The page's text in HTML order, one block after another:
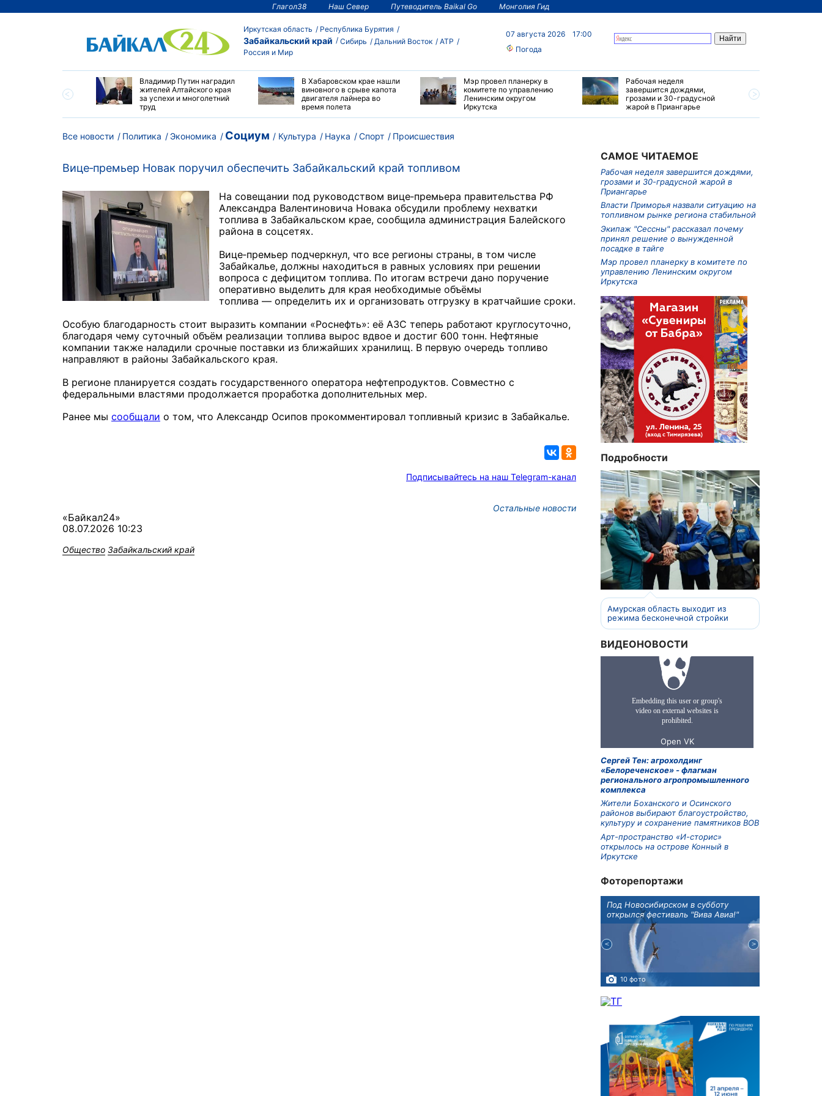
Глагол38 Наш Север Путеводитель Baikal Go Монголия Гид
Иркутская область Республика Бурятия
Забайкальский край Сибирь Дальний Восток
АТР
Россия и Мир
07 августа 2026
17:00
Погода
Байкале - новая
Владимир Путин наградил
жителей Алтайского края
за успехи и многолетний
труд
В Хабаровском крае нашли
виновного в срыве капота
двигателя лайнера во
время полета
Мэр провел планерку в
комитете по управлению
Ленинским округом
Иркутска
Рабочая неделя
завершится дождями,
грозами и 30-градусной
жарой в Приангарье
Все новости Политика Экономика Социум Культура Наука Спорт Происшествия
Вице‑премьер Новак поручил обеспечить Забайкальский край топливом
На совещании под руководством вице‑премьера правительства РФ
Александра Валентиновича Новака обсудили проблему нехватки
топлива в Забайкальском крае, сообщила администрация Балейского
района в соцсетях.
Вице‑премьер подчеркнул, что все регионы страны, в том числе
Забайкалье, должны находиться в равных условиях при решении
вопроса с дефицитом топлива. По итогам встречи дано поручение
оперативно выделить для края необходимые объёмы
топлива — определить их и организовать отгрузку в кратчайшие сроки.
Особую благодарность стоит выразить компании «Роснефть»: её АЗС теперь работают круглосуточно,
благодаря чему суточный объём реализации топлива вырос вдвое и достиг 600 тонн. Нефтяные
компании также наладили срочные поставки из ближайших хранилищ. В первую очередь топливо
направляют в районы Забайкальского края.
В регионе планируется создать государственного оператора нефтепродуктов. Совместно с
федеральными властями продолжается проработка дополнительных мер.
Ранее мы сообщали о том, что Александр Осипов прокомментировал топливный кризис в Забайкалье.
Подписывайтесь на наш Telegram-канал
Остальные новости
«Байкал24»
08.07.2026 10:23
Общество Забайкальский край
САМОЕ ЧИТАЕМОЕ
Рабочая неделя завершится дождями,
грозами и 30-градусной жарой в
Приангарье
Власти Приморья назвали ситуацию на
топливном рынке региона стабильной
Экипаж "Сессны" рассказал почему
принял решение о вынужденной
посадке в тайге
Мэр провел планерку в комитете по
управлению Ленинским округом
Иркутска
Подробности
Амурская область выходит из
режима бесконечной стройки
ВИДЕОНОВОСТИ
Сергей Тен: агрохолдинг
«Белореченское» - флагман
регионального агропромышленного
комплекса
Жители Боханского и Осинского
районов выбирают благоустройство,
культуру и сохранение памятников ВОВ
Арт-пространство «И-сторис»
открылось на острове Конный в
Иркутске
Фоторепортажи
Под Новосибирском в субботу
открылся фестиваль "Вива Авиа!"
10 фото